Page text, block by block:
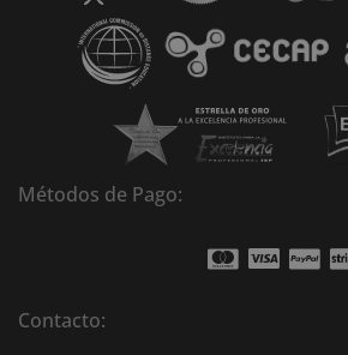
Métodos de Pago:
Contacto: